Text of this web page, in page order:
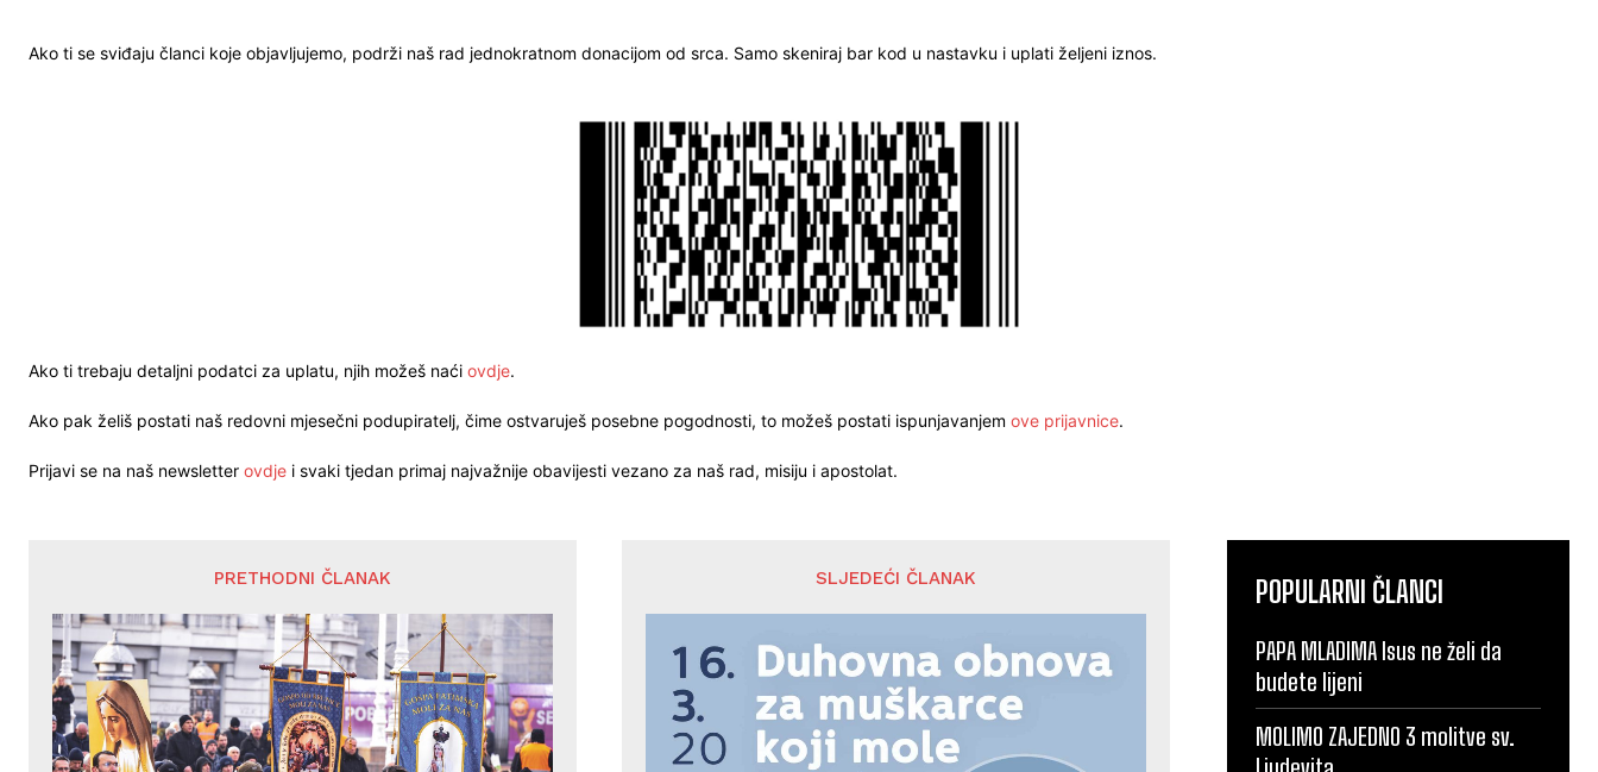
Ako ti se sviđaju članci koje objavljujemo, podrži naš rad jednokratnom donacijom od srca. Samo skeniraj bar kod u nastavku i uplati željeni iznos.
Ako ti trebaju detaljni podatci za uplatu, njih možeš naći ovdje.
Ako pak želiš postati naš redovni mjesečni podupiratelj, čime ostvaruješ posebne pogodnosti, to možeš postati ispunjavanjem ove prijavnice.
Prijavi se na naš newsletter ovdje i svaki tjedan primaj najvažnije obavijesti vezano za naš rad, misiju i apostolat.
PRETHODNI ČLANAK SLJEDEĆI ČLANAK POPULARNI ČLANCI
PAPA MLADIMA Isus ne želi da
budete lijeni
MOLIMO ZAJEDNO 3 molitve sv.